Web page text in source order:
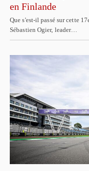
en Finlande
Que s'est-il passé sur cette
Sébastien Ogier, leader…